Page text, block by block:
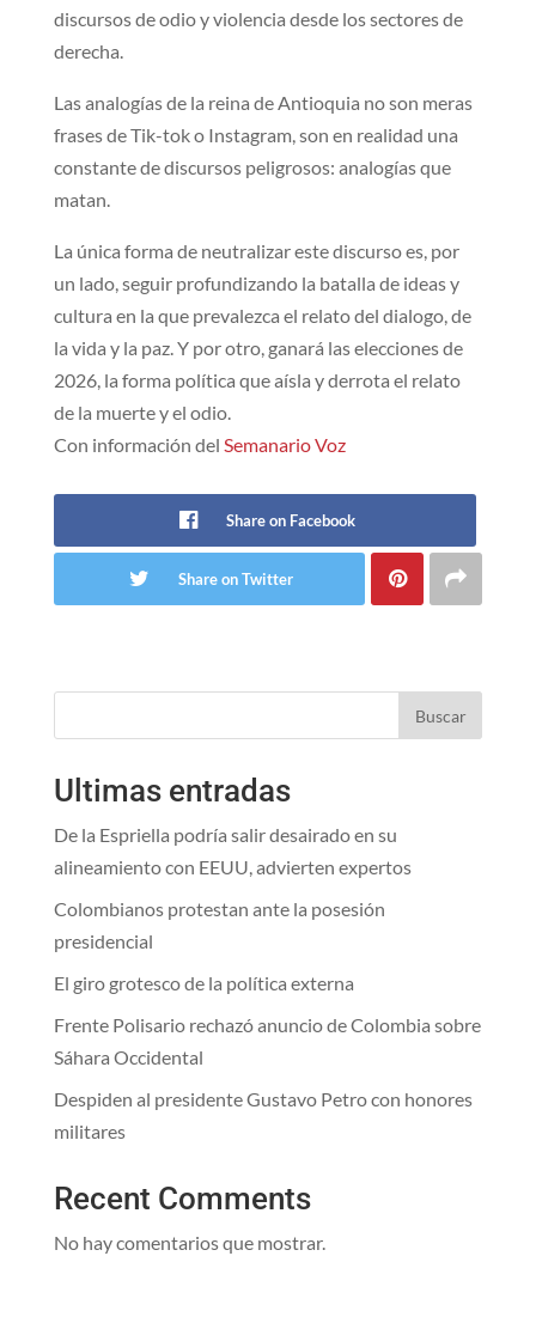
discursos de odio y violencia desde los sectores de
derecha.
Las analogías de la reina de Antioquia no son meras
frases de Tik-tok o Instagram, son en realidad una
constante de discursos peligrosos: analogías que
matan.
La única forma de neutralizar este discurso es, por
un lado, seguir profundizando la batalla de ideas y
cultura en la que prevalezca el relato del dialogo, de
la vida y la paz. Y por otro, ganará las elecciones de
2026, la forma política que aísla y derrota el relato
de la muerte y el odio.
Con información del Semanario Voz
Share on Facebook
Share on Twitter
Buscar
Ultimas entradas
De la Espriella podría salir desairado en su
alineamiento con EEUU, advierten expertos
Colombianos protestan ante la posesión
presidencial
El giro grotesco de la política externa
Frente Polisario rechazó anuncio de Colombia sobre
Sáhara Occidental
Despiden al presidente Gustavo Petro con honores
militares
Recent Comments
No hay comentarios que mostrar.